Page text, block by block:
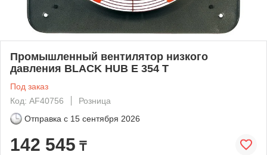
Промышленный вентилятор низкого
давления BLACK HUB E 354 T
Под заказ
Код: AF40756
Розница
Отправка с 15 сентября 2026
142 545 ₸